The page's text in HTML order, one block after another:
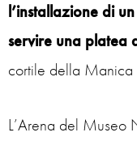
l’installazione di
servire una platea
cortile della
L’Arena del Museo